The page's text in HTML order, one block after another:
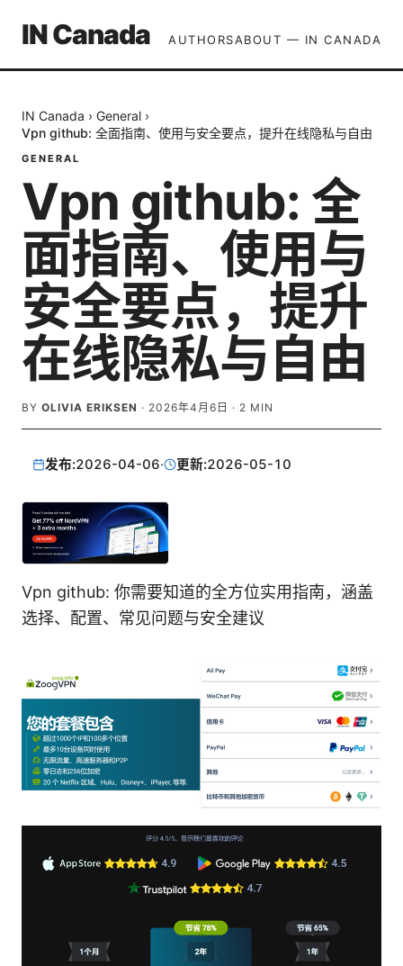
IN Canada AUTHORSABOUT — IN CANADA
IN Canada › General ›
Vpn github: 全面指南、使用与安全要点，提升在线隐私与自由
GENERAL
Vpn github: 全
面指南、使用与
安全要点，提升
在线隐私与自由
BY OLIVIA ERIKSEN · 2026年4月6日 · 2 MIN
发布:2026-04-06· 更新:2026-05-10
Vpn github: 你需要知道的全方位实用指南，涵盖
选择、配置、常见问题与安全建议